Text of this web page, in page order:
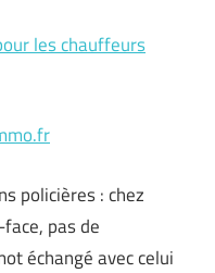
les chauffeurs
policières : chez
pas de
échangé avec celui